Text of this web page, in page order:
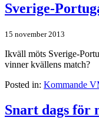
Sverige-
15 november 2013
Ikväll möts Sverige-
vinner kvällens match?
Posted in: Kommande
Snart dags för